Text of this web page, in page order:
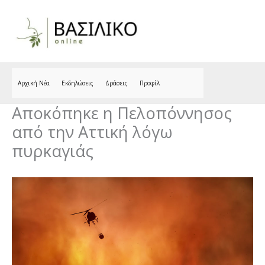
Αρχική Νέα Εκδηλώσεις Δράσεις Προφίλ
Αποκόπηκε η Πελοπόννησος
από την Αττική λόγω
πυρκαγιάς